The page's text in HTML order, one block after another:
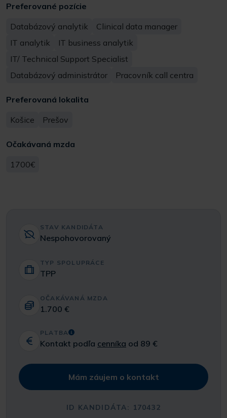
Preferované pozície
Databázový analytik
Clinical data manager
IT analytik
IT business analytik
IT/ Technical Support Specialist
Databázový administrátor
Pracovník call centra
Preferovaná lokalita
Košice
Prešov
Očakávaná mzda
1700€
STAV KANDIDÁTA
Nespohovorovaný
TYP SPOLUPRÁCE
TPP
OČAKÁVANÁ MZDA
1.700 €
PLATBA
Kontakt podľa cenníka od 89 €
Mám záujem o kontakt
ID KANDIDÁTA: 170432